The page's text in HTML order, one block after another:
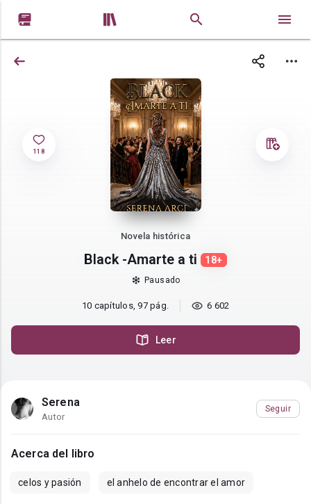
 
118
Novela histórica
Black -Amarte a ti 18+
Pausado
10 capítulos, 97 pág. 6 602
Leer
Serena
Autor
Seguir
Acerca del libro
celos y pasión el anhelo de encontrar el amor